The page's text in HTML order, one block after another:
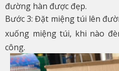
đường hàn được đẹp.
Bước 3: Đặt miệng túi lên
xuống miệng túi, khi nào
công.